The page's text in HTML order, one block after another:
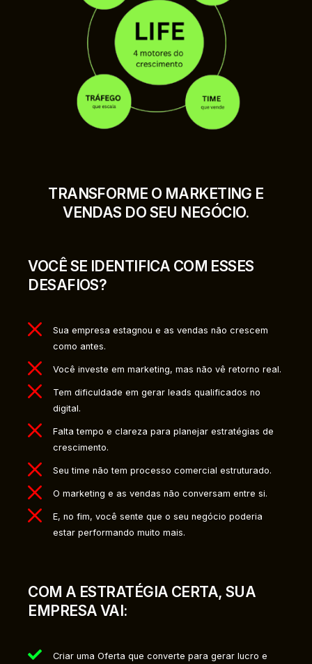
TRANSFORME O MARKETING E
VENDAS DO SEU NEGÓCIO.
VOCÊ SE IDENTIFICA COM ESSES
DESAFIOS?
Sua empresa estagnou e as vendas não crescem
como antes.
Você investe em marketing, mas não vê retorno real.
Tem dificuldade em gerar leads qualificados no
digital.
Falta tempo e clareza para planejar estratégias de
crescimento.
Seu time não tem processo comercial estruturado.
O marketing e as vendas não conversam entre si.
E, no fim, você sente que o seu negócio poderia
estar performando muito mais.
COM A ESTRATÉGIA CERTA, SUA
EMPRESA VAI:
Criar uma Oferta que converte para gerar lucro e